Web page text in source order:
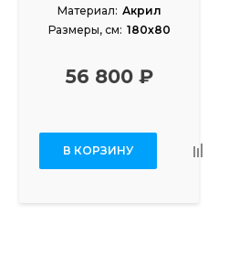
Материал: Акрил
Размеры, см: 180x80
56 800 ₽
В КОРЗИНУ